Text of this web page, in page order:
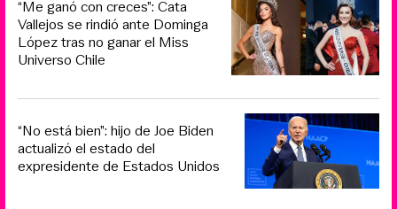
“Me ganó con creces”: Cata
Vallejos se rindió ante Dominga
López tras no ganar el Miss
Universo Chile
“No está bien”: hijo de Joe Biden
actualizó el estado del
expresidente de Estados Unidos